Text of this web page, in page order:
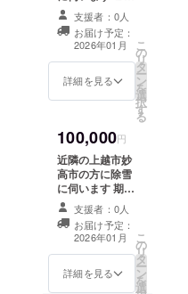
２６年１月から
３月末までに限
ります 雪の状況
で1回１時間から
２時間程度 事前
にメール等で予
約が必要です 軽
ところに限りま
す このリターン
は１００，００
０円と同じです
が回数が異なり
ます 日程等は要
相談で 妙高高原
等中型除雪機で
は除雪不可能な
地域は除く 雪を
飛ばす場所があ
支援者：0人
お届け予定：
2026年01月
詳細を見る
こ
の
リ
タ
ー
ン
を
選
択
す
る
100,000円
近隣の上越市妙
高市の方に除雪
に伺います 期間
２０２６年１月
から３月末日ま
で 雪の状況で２
回１時間から２
時間程度 事前に
予約等が必要で
す 日程等は要相
支援者：0人
お届け予定：
2026年01月
詳細を見る
こ
の
リ
タ
ー
ン
を
選